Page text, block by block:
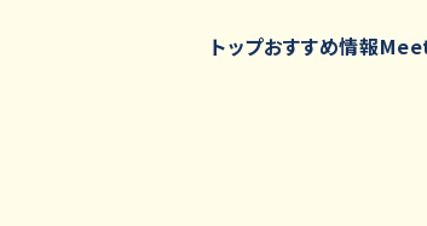
トップおすすめ情報